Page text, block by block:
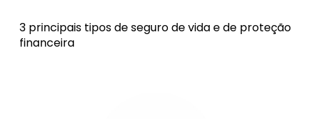
3 principais tipos de seguro de vida e de proteção
financeira